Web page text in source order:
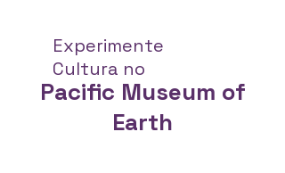
Experimente
Cultura no
Pacific Museum of
Earth